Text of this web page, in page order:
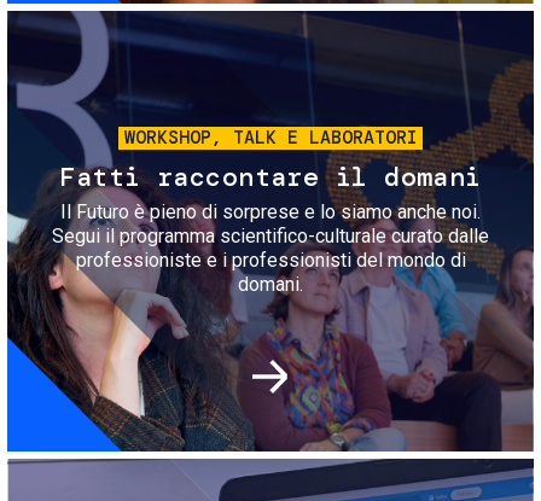
Immagine
WORKSHOP, TALK E LABORATORI
Fatti raccontare il domani
Il Futuro è pieno di sorprese e lo siamo anche noi.
Segui il programma scientifico-culturale curato dalle
professioniste e i professionisti del mondo di
domani.
Immagine